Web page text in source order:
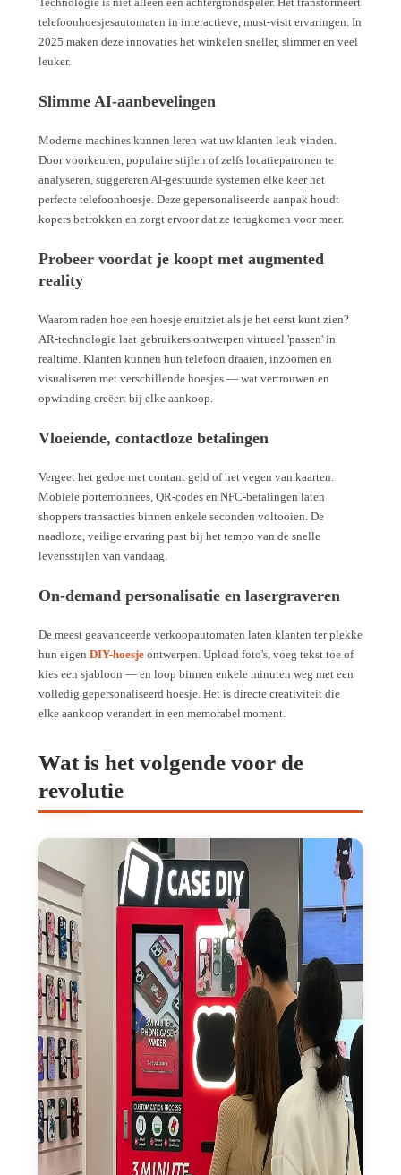
telefoonhoesjesautomaten in interactieve, must-visit ervaringen. In
2025 maken deze innovaties het winkelen sneller, slimmer en veel
leuker.
Slimme AI-aanbevelingen
Moderne machines kunnen leren wat uw klanten leuk vinden.
Door voorkeuren, populaire stijlen of zelfs locatiepatronen te
analyseren, suggereren AI-gestuurde systemen elke keer het
perfecte telefoonhoesje. Deze gepersonaliseerde aanpak houdt
kopers betrokken en zorgt ervoor dat ze terugkomen voor meer.
Probeer voordat je koopt met augmented
reality
Waarom raden hoe een hoesje eruitziet als je het eerst kunt zien?
AR-technologie laat gebruikers ontwerpen virtueel 'passen' in
realtime. Klanten kunnen hun telefoon draaien, inzoomen en
visualiseren met verschillende hoesjes — wat vertrouwen en
opwinding creëert bij elke aankoop.
Vloeiende, contactloze betalingen
Vergeet het gedoe met contant geld of het vegen van kaarten.
Mobiele portemonnees, QR-codes en NFC-betalingen laten
shoppers transacties binnen enkele seconden voltooien. De
naadloze, veilige ervaring past bij het tempo van de snelle
levensstijlen van vandaag.
On-demand personalisatie en lasergraveren
De meest geavanceerde verkoopautomaten laten klanten ter plekke
hun eigen DIY-hoesje ontwerpen. Upload foto's, voeg tekst toe of
kies een sjabloon — en loop binnen enkele minuten weg met een
volledig gepersonaliseerd hoesje. Het is directe creativiteit die
elke aankoop verandert in een memorabel moment.
Wat is het volgende voor de
revolutie